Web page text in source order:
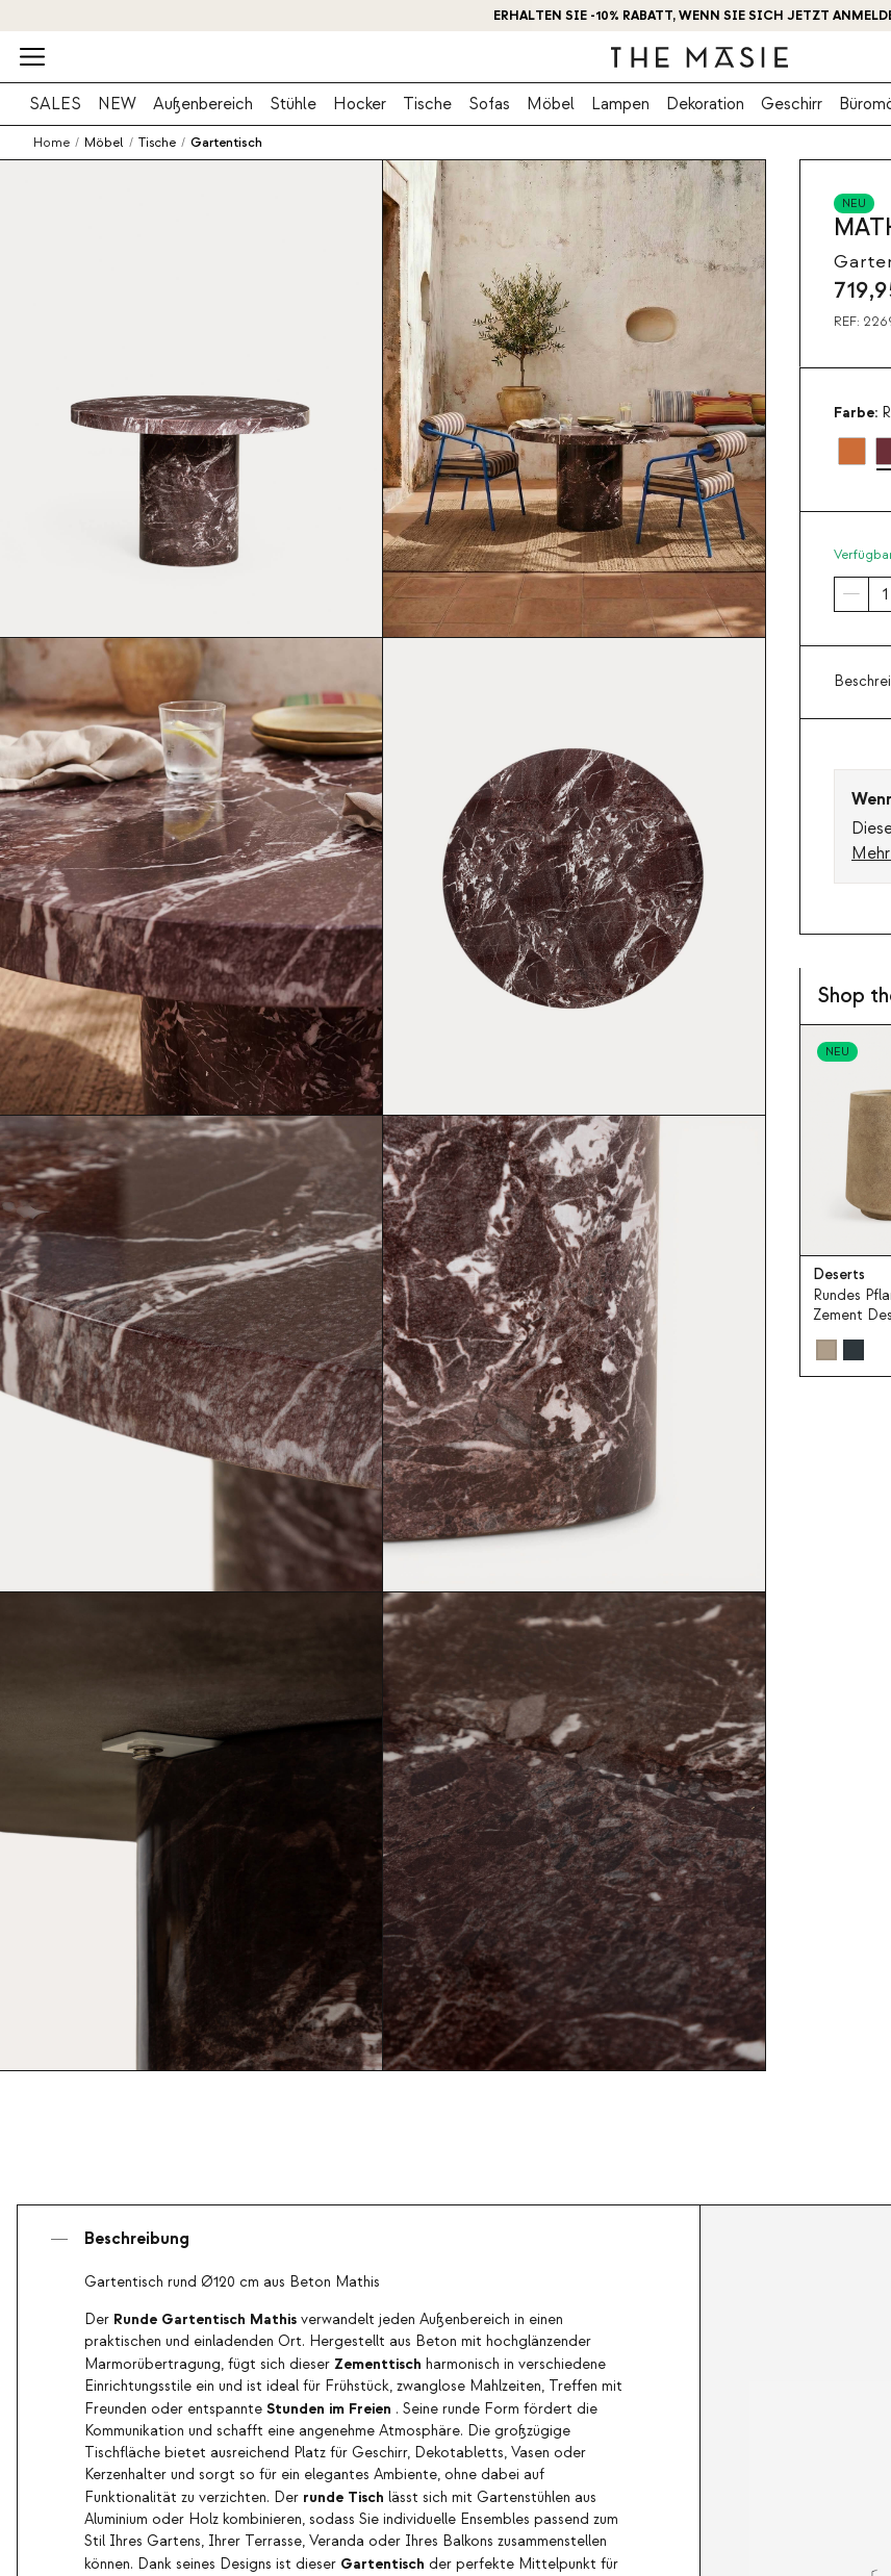
ERHALTEN SIE -10% RABATT, WENN SIE SICH JETZT
SALES NEW Außenbereich Stühle Hocker Tische Sofas Möbel Lampen Dekoration Geschirr
Home / Möbel / Tische / Gartentisch
NEU
REF:
Farbe:
Shop
NEU
Deserts
Rundes
Zement
Beschreibung
Gartentisch rund Ø120 cm aus Beton Mathis
Der Runde Gartentisch Mathis verwandelt jeden Außenbereich in einen
praktischen und einladenden Ort. Hergestellt aus Beton mit hochglänzender
Marmorübertragung, fügt sich dieser Zementtisch harmonisch in verschiedene
Einrichtungsstile ein und ist ideal für Frühstück, zwanglose Mahlzeiten, Treffen mit
Freunden oder entspannte Stunden im Freien . Seine runde Form fördert die
Kommunikation und schafft eine angenehme Atmosphäre. Die großzügige
Tischfläche bietet ausreichend Platz für Geschirr, Dekotabletts, Vasen oder
Kerzenhalter und sorgt so für ein elegantes Ambiente, ohne dabei auf
Funktionalität zu verzichten. Der runde Tisch lässt sich mit Gartenstühlen aus
Aluminium oder Holz kombinieren, sodass Sie individuelle Ensembles passend zum
Stil Ihres Gartens, Ihrer Terrasse, Veranda oder Ihres Balkons zusammenstellen
können. Dank seines Designs ist dieser Gartentisch der perfekte Mittelpunkt für